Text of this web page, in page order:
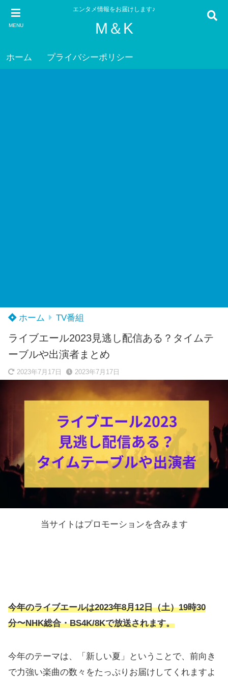
MENU
エンタメ情報をお届けします♪
M＆K
ホーム プライバシーポリシー
ホーム TV番組
ライブエール2023見逃し配信ある？タイムテ
ーブルや出演者まとめ
2023年7月17日 2023年7月17日
当サイトはプロモーションを含みます
今年のライブエールは2023年8月12日（土）19時30
分〜NHK総合・BS4K/8Kで放送されます。
今年のテーマは、「新しい夏」ということで、前向き
で力強い楽曲の数々をたっぷりお届けしてくれますよ